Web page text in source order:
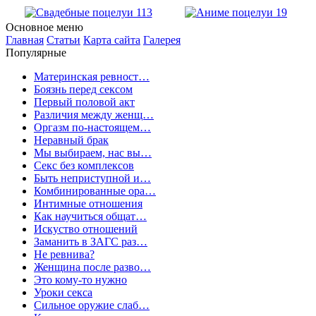
Основное меню
Главная Статьи Карта сайта Галерея
Популярные
Материнская ревност…
Боязнь перед сексом
Первый половой акт
Различия между женщ…
Оргазм по-настоящем…
Неравный брак
Мы выбираем, нас вы…
Секс без комплексов
Быть неприступной и…
Комбинированные ора…
Интимные отношения
Как научиться общат…
Искуство отношений
Заманить в ЗАГС раз…
Не ревнива?
Женщина после разво…
Это кому-то нужно
Уроки секса
Сильное оружие слаб…